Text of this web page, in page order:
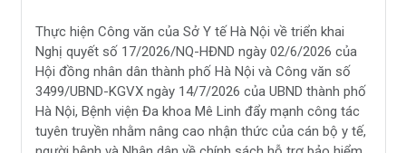
Thực hiện Công văn của Sở Y tế Hà Nội về triển khai
Nghị quyết số 17/2026/NQ-HĐND ngày 02/6/2026 của
Hội đồng nhân dân thành phố Hà Nội và Công văn số
3499/UBND-KGVX ngày 14/7/2026 của UBND thành phố
Hà Nội, Bệnh viện Đa khoa Mê Linh đẩy mạnh công tác
tuyên truyền nhằm nâng cao nhận thức của cán bộ y tế,